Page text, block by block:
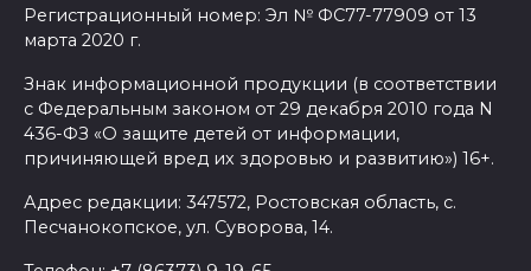
Регистрационный номер: Эл № ФС77-77909 от 13
марта 2020 г.
Знак информационной продукции (в соответствии
с Федеральным законом от 29 декабря 2010 года N
436-ФЗ «О защите детей от информации,
причиняющей вред их здоровью и развитию») 16+.
Адрес редакции: 347572, Ростовская область, с.
Песчанокопское, ул. Суворова, 14.